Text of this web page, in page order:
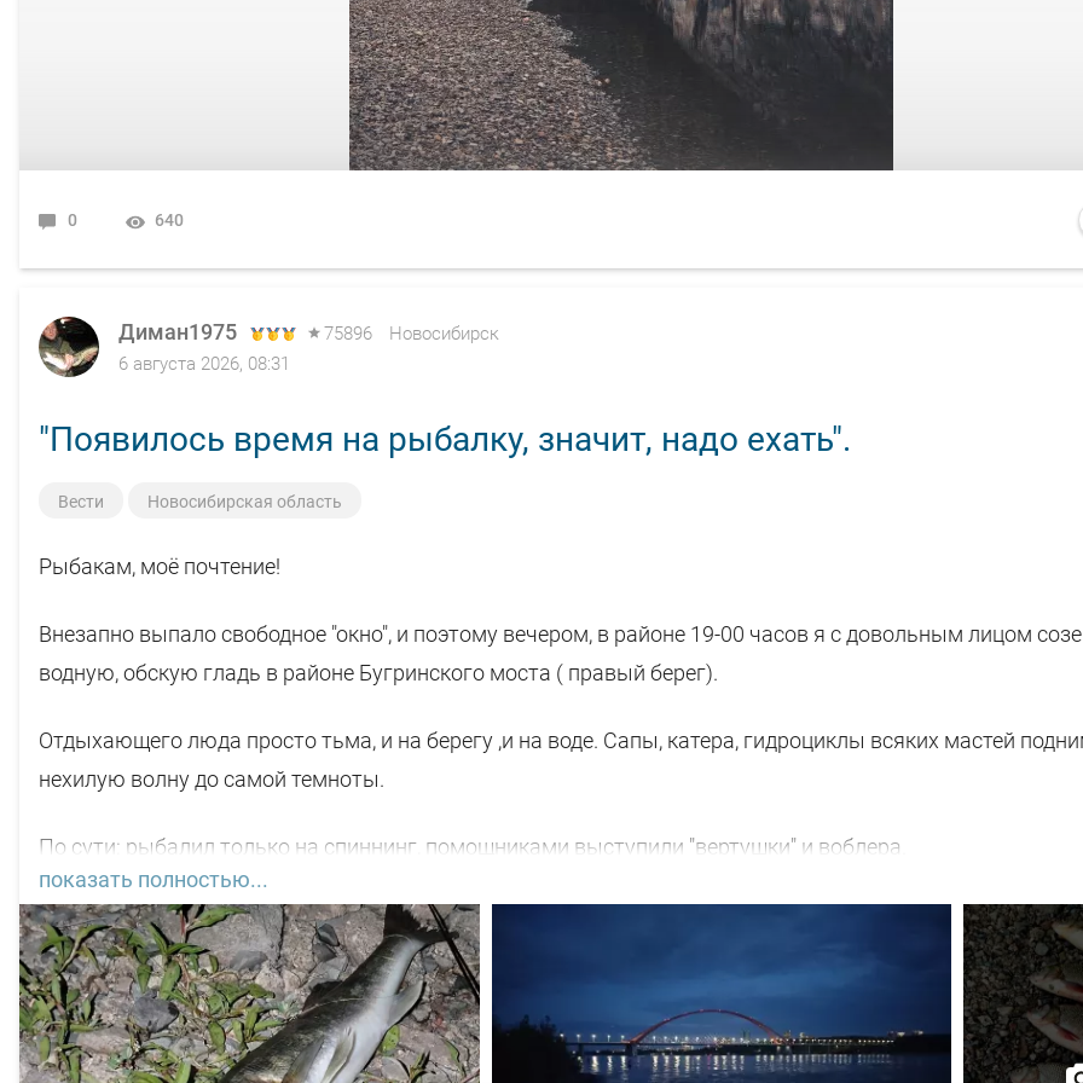
0 640
Диман1975 75896
Новосибирск
6 августа 2026, 08:31
"Появилось время на рыбалку, значит, надо ехать".
Вести Новосибирская область
Рыбакам, моё почтение!
Внезапно выпало свободное "окно", и поэтому вечером, в районе 19-00 часов я с довольным лицом
водную, обскую гладь в районе Бугринского моста ( правый берег).
Отдыхающего люда просто тьма, и на берегу ,и на воде. Сапы, катера, гидроциклы всяких мастей
нехилую волну до самой темноты.
По сути: рыбалил только на спиннинг, помощниками выступили "вертушки" и воблера.
С вечера поклёвок не увидел. Наступило тёмное время. Стихло в округе. Рыбаки есть. Комары есть. А,
нет, почти. Первая поклёвка "под ногами" в 22-45, и судачок грамм на 500 жадно атаковал утюг в 100
"Кайды"). Вторая поклёвка ближе к 03-00 ч, размер грамм так 95), и на этом всё!
Пришёл рассвет. Началась движуха на воде, но не транспортных средств. Вышел язь на охоту. В
показать полностью...